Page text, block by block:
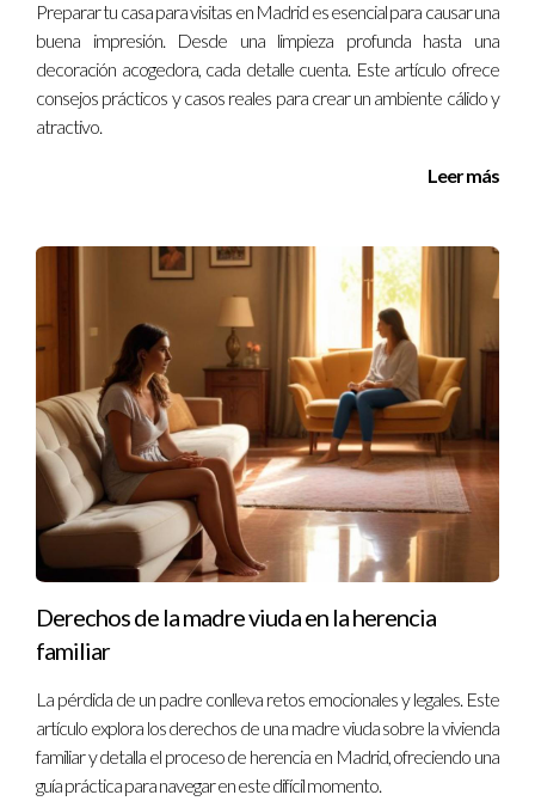
¿Es necesario contratar un asesor fiscal para
evitar la doble imposición?
Aunque no es estrictamente necesario, contar con un asesor
fiscal especializado puede facilitar mucho el proceso y
importante. ¡No dudes en contactarme!
Preparar tu casa para visitas en Madrid es esencial para causar una
buena impresión. Desde una limpieza profunda hasta una
decoración acogedora, cada detalle cuenta. Este artículo ofrece
consejos prácticos y casos reales para crear un ambiente cálido y
atractivo.
Leer más
Derechos de la madre viuda en la herencia
familiar
La pérdida de un padre conlleva retos emocionales y legales. Este
artículo explora los derechos de una madre viuda sobre la vivienda
familiar y detalla el proceso de herencia en Madrid, ofreciendo una
guía práctica para navegar en este difícil momento.